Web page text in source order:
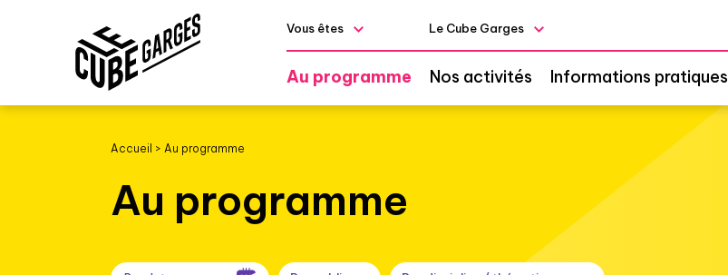
Vous êtes Le Cube Garges
Au programme Nos activités Informations pratiques
Accueil > Au programme
Au programme